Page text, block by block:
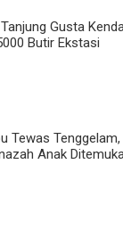
Gusta
Butir Ekstasi
Tewas Tenggelam,
Anak